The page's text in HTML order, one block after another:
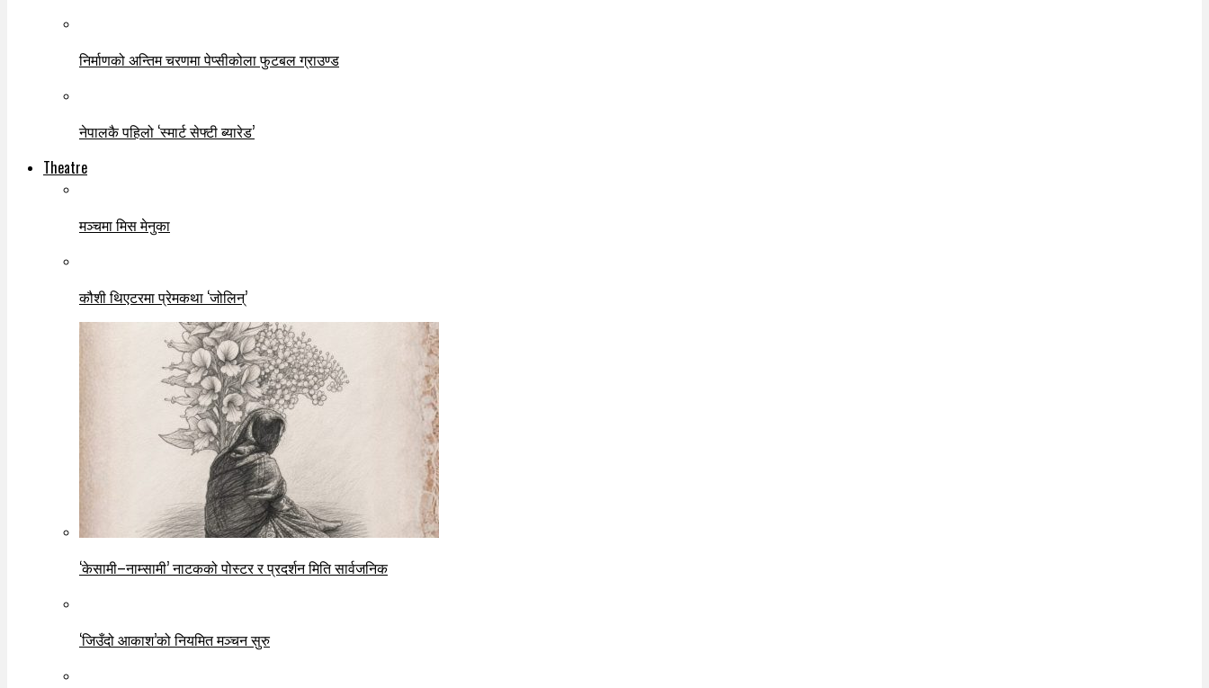
निर्माणको अन्तिम चरणमा पेप्सीकोला फुटबल ग्राउण्ड
नेपालकै पहिलो ‘स्मार्ट सेफ्टी ब्यारेड’
Theatre
मञ्चमा मिस मेनुका
कौशी थिएटरमा प्रेमकथा ‘जोलिन्’
‘केसामी–नाम्सामी’ नाटकको पोस्टर र प्रदर्शन मिति सार्वजनिक
‘जिउँदो आकाश’को नियमित मञ्चन सुरु